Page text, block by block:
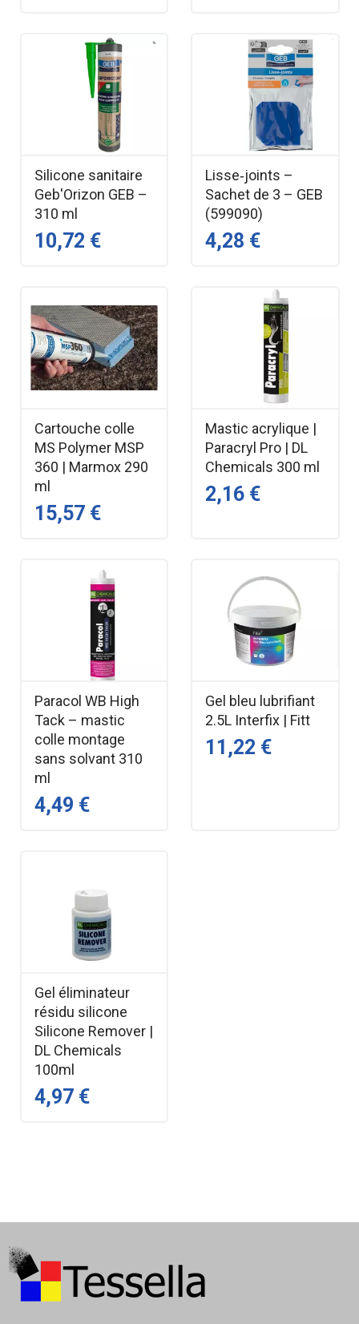
Silicone sanitaire
Geb'Orizon GEB –
310 ml
10,72 €
Lisse‑joints –
Sachet de 3 – GEB
(599090)
4,28 €
Cartouche colle
MS Polymer MSP
360 | Marmox 290
ml
15,57 €
Mastic acrylique |
Paracryl Pro | DL
Chemicals 300 ml
2,16 €
Paracol WB High
Tack – mastic
colle montage
sans solvant 310
ml
4,49 €
Gel bleu lubrifiant
2.5L Interfix | Fitt
11,22 €
Gel éliminateur
résidu silicone
Silicone Remover |
DL Chemicals
100ml
4,97 €